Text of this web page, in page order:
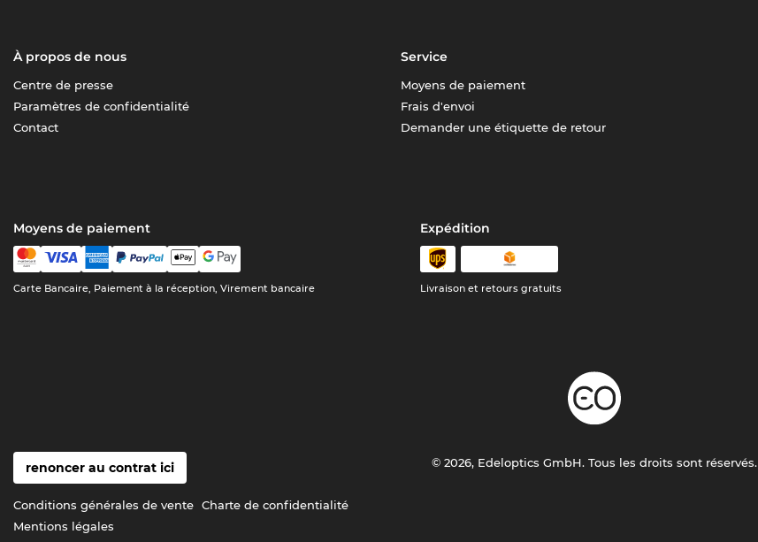
À propos de nous
Centre de presse
Paramètres de confidentialité
Contact
Service
Moyens de paiement
Frais d'envoi
Demander une étiquette de retour
Moyens de paiement
Carte Bancaire, Paiement à la réception, Virement bancaire
Expédition
Livraison et retours gratuits
renoncer au contrat ici
Conditions générales de vente Charte de confidentialité
Mentions légales
© 2026, Edeloptics GmbH. Tous les droits sont réservés.